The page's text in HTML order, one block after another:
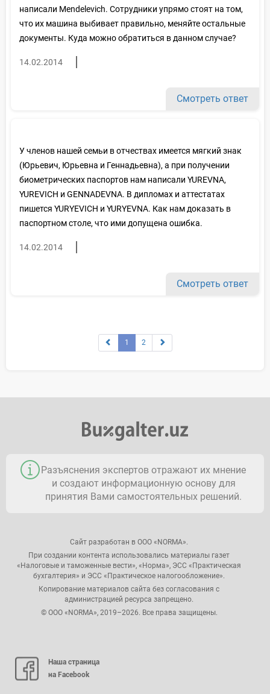
написали Mendelevich. Сотрудники упрямо стоят на том,
что их машина выбивает правильно, меняйте остальные
документы. Куда можно обратиться в данном случае?
14.02.2014
Смотреть ответ
У членов нашей семьи в отчествах имеется мягкий знак
(Юрьевич, Юрьевна и Геннадьевна), а при получении
биометрических паспортов нам написали YUREVNA,
YUREVICH и GENNADEVNA. В дипломах и аттестатах
пишется YURYEVICH и YURYEVNA. Как нам доказать в
паспортном столе, что ими допущена ошибка.
14.02.2014
Смотреть ответ
1 2
Разъяснения экспертов отражают их мнение
и создают информационную основу для
принятия Вами самостоятельных решений.
Сайт разработан в ООО «NORMA».
При создании контента использовались материалы газет
«Налоговые и таможенные вести», «Норма», ЭСС «Практическая
бухгалтерия» и ЭСС «Практическое налогообложение».
Копирование материалов сайта без согласования с
администрацией ресурса запрещено.
© ООО «NORMA», 2019–2026. Все права защищены.
Наша страница
на Facebook